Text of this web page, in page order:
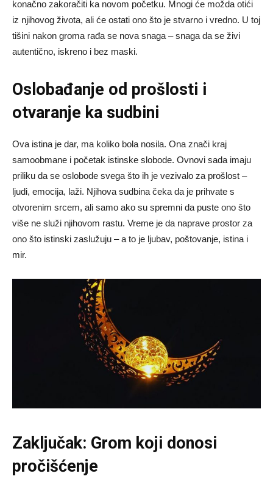
konačno zakoračiti ka novom početku. Mnogi će možda otići
iz njihovog života, ali će ostati ono što je stvarno i vredno. U toj
tišini nakon groma rađa se nova snaga – snaga da se živi
autentično, iskreno i bez maski.
Oslobađanje od prošlosti i
otvaranje ka sudbini
Ova istina je dar, ma koliko bola nosila. Ona znači kraj
samoobmane i početak istinske slobode. Ovnovi sada imaju
priliku da se oslobode svega što ih je vezivalo za prošlost –
ljudi, emocija, laži. Njihova sudbina čeka da je prihvate s
otvorenim srcem, ali samo ako su spremni da puste ono što
više ne služi njihovom rastu. Vreme je da naprave prostor za
ono što istinski zaslužuju – a to je ljubav, poštovanje, istina i
mir.
Zaključak: Grom koji donosi
pročišćenje